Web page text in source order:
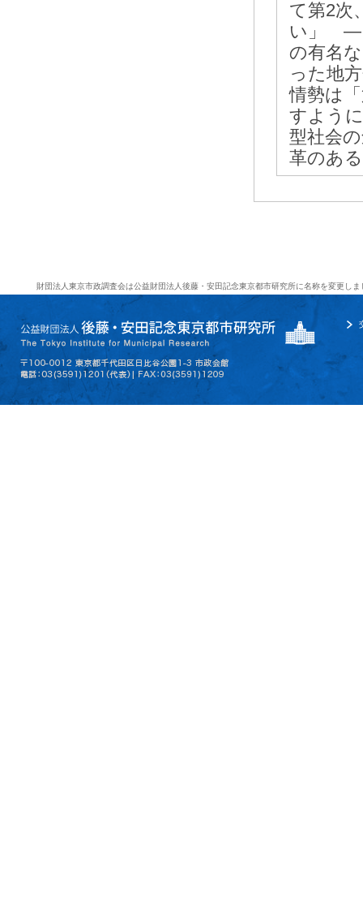
て第2次
い」 ―
の有名
った地
情勢は
すよう
型社会
革のあ
財団法人東京市政調査会は公益財団法人後藤・安田記念東京都市研究所に名称を変更しま